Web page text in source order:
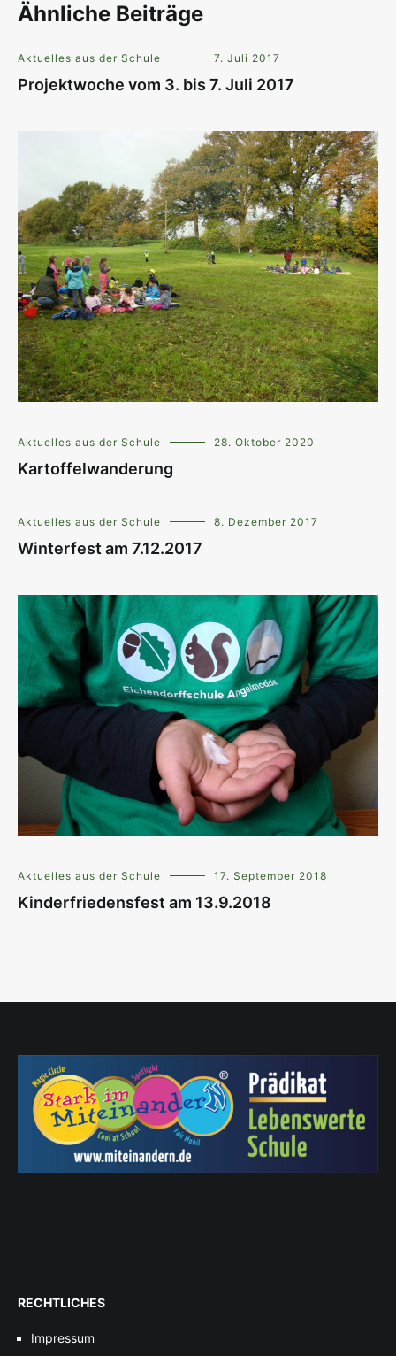
Ähnliche Beiträge
Aktuelles aus der Schule 7. Juli 2017
Projektwoche vom 3. bis 7. Juli 2017
Aktuelles aus der Schule 28. Oktober 2020
Kartoffelwanderung
Aktuelles aus der Schule 8. Dezember 2017
Winterfest am 7.12.2017
Aktuelles aus der Schule 17. September 2018
Kinderfriedensfest am 13.9.2018
RECHTLICHES
Impressum